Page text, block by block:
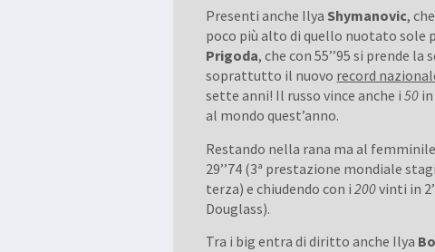
Presenti anche Ilya Shymanovic,
poco più alto di quello nuotato sole
Prigoda, che con 55’’95 si prende
soprattutto il nuovo record
sette anni! Il russo vince anche i50 in
al mondo quest’anno.
Restando nella rana ma al
29’’74 (3ª prestazione mondiale
terza) e chiudendo con i200vinti in
Douglass).
Tra i big entra di diritto anche Ilya